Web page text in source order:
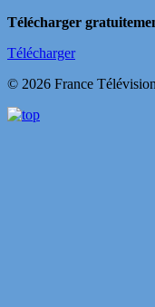
Télécharger
Télécharger
© 2026 France